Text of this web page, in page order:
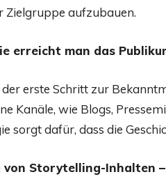
Zielgruppe aufzubauen.
erreicht man das
erste Schritt zur
Kanäle, wie Blogs,
sorgt dafür, dass die
von Storytelling-Inhalten